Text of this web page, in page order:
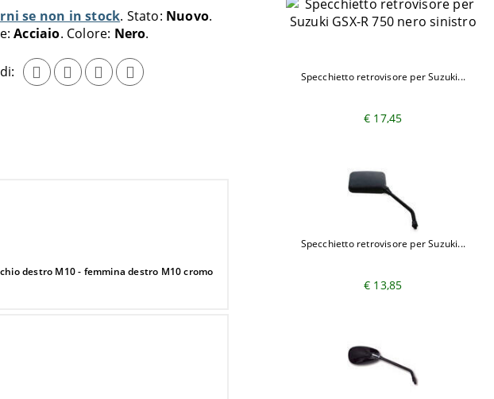
se non in stock Stato: Nuovo
Acciaio Colore: Nero
destro M10 - femmina destro M10 cromo
Specchietto retrovisore per Suzuki...
€ 17,45
Specchietto retrovisore per Suzuki...
€ 13,85